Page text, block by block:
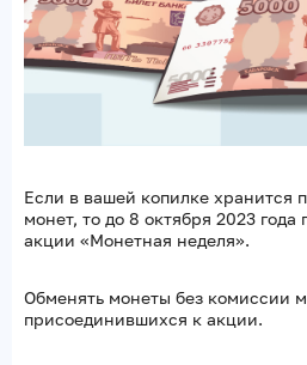
Если в вашей копилке хранится
монет, то до 8 октября 2023 года
акции «Монетная неделя».
Обменять монеты без комиссии
присоединившихся к акции.